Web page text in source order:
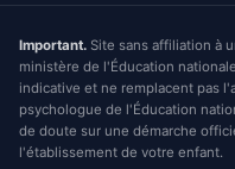
Important. Site sans affiliation à
ministère de l'Éducation
indicative et ne remplacent pas
psychologue de l'Éducation
de doute sur une démarche
l'établissement de votre enfant.